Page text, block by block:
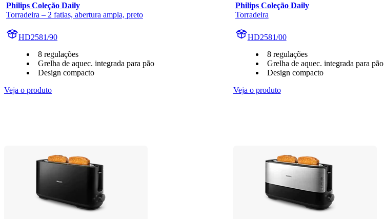
Philips Coleção Daily
Torradeira – 2 fatias, abertura ampla, preto
HD2581/90
8 regulações
Grelha de aquec. integrada para pão
Design compacto
Veja o produto
Philips Coleção Daily
Torradeira
HD2581/00
8 regulações
Grelha de aquec. integrada para pão
Design compacto
Veja o produto